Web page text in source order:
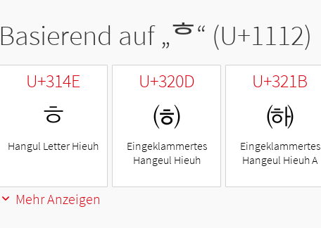
Basierend auf „ᄒ“ (U+1112)
U+314E
ㅎ
Hangul Letter Hieuh
U+320D
㈍
Eingeklammertes
Hangeul Hieuh
U+321B
㈛
Eingeklammertes
Hangeul Hieuh A
Mehr Anzeigen